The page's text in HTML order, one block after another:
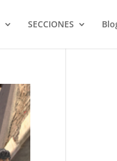
SECCIONES